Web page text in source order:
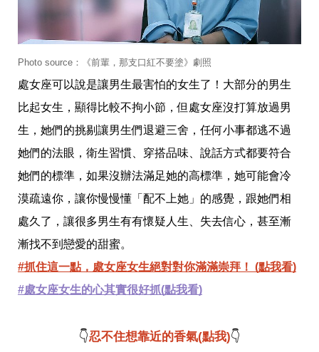
運
動
健
名
人
教
學
身
菜
單
窈
計
畫
優
新
Photo source：《前輩，那支口紅不要塗》劇照
處女座可以說是讓男生最害怕的女生了！大部分的男生
比起女生，顯得比較不拘小節，但處女座沒打算放過男
生，她們的挑剔讓男生們退避三舍，任何小事都逃不過
她們的法眼，衛生習慣、穿搭品味、說話方式都要符合
她們的標準，如果沒辦法滿足她的高標準，她可能會冷
漠疏遠你，讓你慢慢懂「配不上她」的感覺，跟她們相
處久了，讓很多男生有有懷疑人生、失去信心，甚至漸
漸找不到戀愛的甜蜜。
#抓住這一點，處女座女生絕對對你滿滿崇拜！ (點我看)
#處女座女生的心其實很好抓(點我看)
👇忍不住想靠近的香氣(點我)👇